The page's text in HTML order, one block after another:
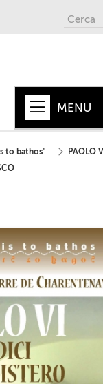
MENU
CHIESA
MONDO
COLLANE
RIVISTE
CEI
AUTORI VARI
to bathos"
PAOLO